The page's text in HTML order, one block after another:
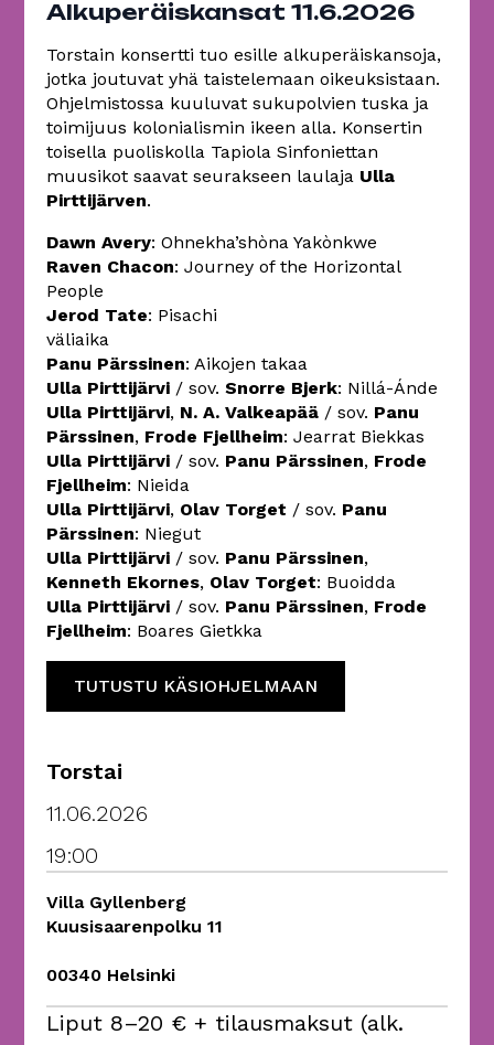
Alkuperäiskansat 11.6.2026
Torstain konsertti tuo esille alkuperäiskansoja,
jotka joutuvat yhä taistelemaan oikeuksistaan.
Ohjelmistossa kuuluvat sukupolvien tuska ja
toimijuus kolonialismin ikeen alla. Konsertin
toisella puoliskolla Tapiola Sinfoniettan
muusikot saavat seurakseen laulaja Ulla
Pirttijärven.
Dawn Avery: Ohnekha’shòna Yakònkwe
Raven Chacon: Journey of the Horizontal
People
Jerod Tate: Pisachi
väliaika
Panu Pärssinen: Aikojen takaa
Ulla Pirttijärvi / sov.Snorre Bjerk: Nillá-Ánde
Ulla Pirttijärvi, N. A. Valkeapää / sov. Panu
Pärssinen, Frode Fjellheim: Jearrat Biekkas
Ulla Pirttijärvi / sov. Panu Pärssinen, Frode
Fjellheim: Nieida
Ulla Pirttijärvi, Olav Torget / sov. Panu
Pärssinen: Niegut
Ulla Pirttijärvi / sov. Panu Pärssinen,
Kenneth Ekornes, Olav Torget: Buoidda
Ulla Pirttijärvi / sov. Panu Pärssinen, Frode
Fjellheim: Boares Gietkka
TUTUSTU KÄSIOHJELMAAN
Torstai
11.06.2026
19:00
Villa Gyllenberg
Kuusisaarenpolku 11
00340 Helsinki
Liput 8–20 € + tilausmaksut (alk.